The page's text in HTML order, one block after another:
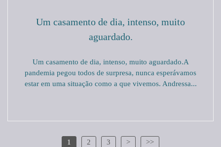
Um casamento de dia, intenso, muito
aguardado.
Um casamento de dia, intenso, muito aguardado.A
pandemia pegou todos de surpresa, nunca esperávamos
estar em uma situação como a que vivemos. Andressa...
1 2 3 > >>